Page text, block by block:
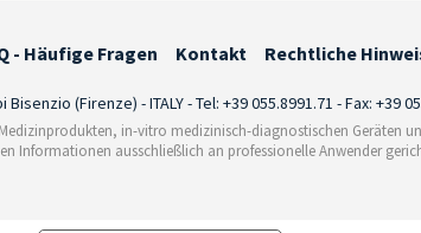
- Häufige Fragen Kontakt Rechtliche
(Firenze) - ITALY - Tel: +39 055.8991.71 - Fax: +39
in-vitro medizinisch-diagnostischen Geräten
Informationen ausschließlich an professionelle Anwender